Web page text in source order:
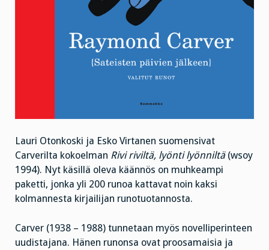
Lauri Otonkoski ja Esko Virtanen suomensivat
Carverilta kokoelman Rivi riviltä, lyönti lyönniltä(wsoy
1994). Nyt käsillä oleva käännös on muhkeampi
paketti, jonka yli 200 runoa kattavat noin kaksi
kolmannesta kirjailijan runotuotannosta.
Carver (1938 – 1988) tunnetaan myös novelliperinteen
uudistajana. Hänen runonsa ovat proosamaisia ja